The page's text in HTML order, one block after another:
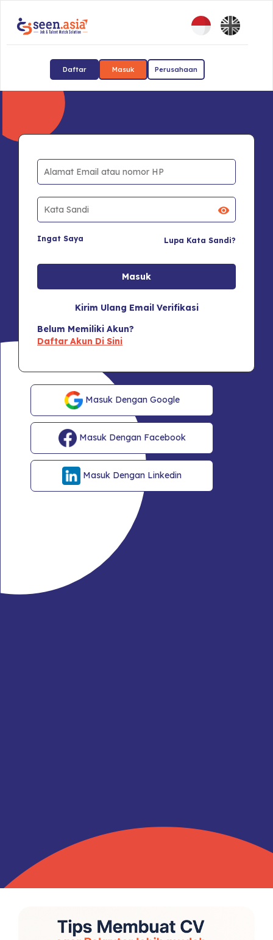
Daftar Masuk Perusahaan
Ingat Saya Lupa Kata Sandi?
Kirim Ulang Email Verifikasi
Belum Memiliki Akun?
Daftar Akun Di Sini
Masuk Dengan Google
Masuk Dengan Facebook
Masuk Dengan Linkedin